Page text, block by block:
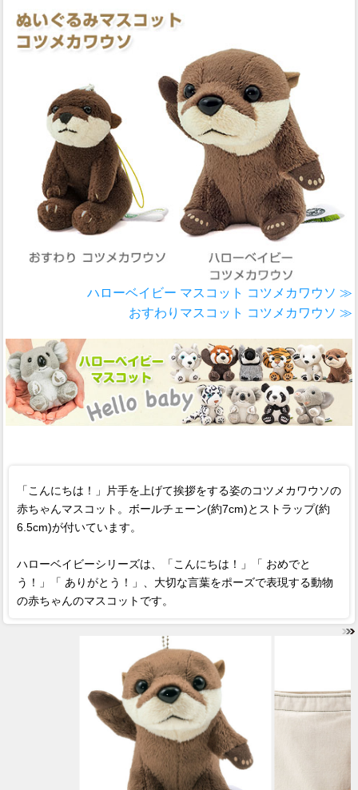
ハローベイビー マスコット コツメカワウソ ≫
おすわりマスコット コツメカワウソ ≫
「こんにちは！」片手を上げて挨拶をする姿のコツメカワウソの
赤ちゃんマスコット。ボールチェーン(約7cm)とストラップ(約
6.5cm)が付いています。
ハローベイビーシリーズは、「こんにちは！」「 おめでと
う！」「 ありがとう！」、大切な言葉をポーズで表現する動物
の赤ちゃんのマスコットです。